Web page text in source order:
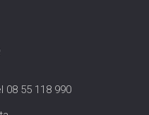
08 55 118 990